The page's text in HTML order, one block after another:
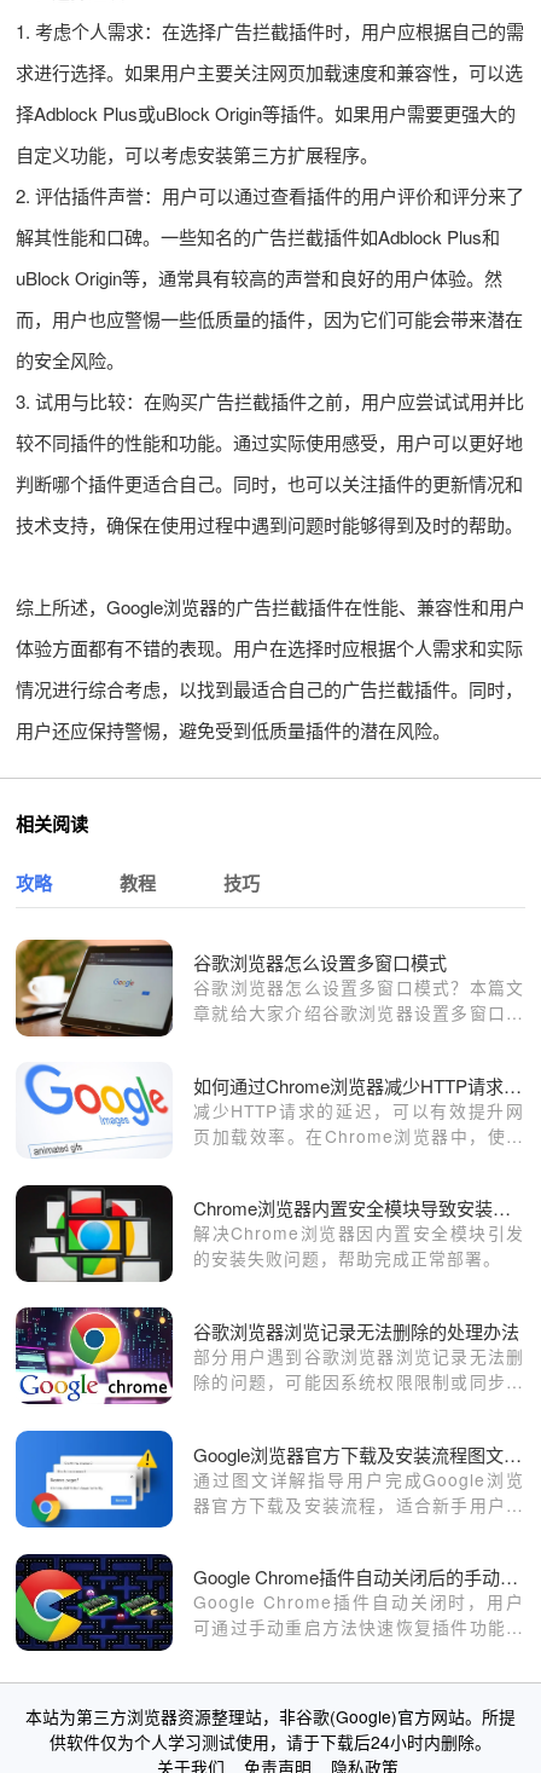
1. 考虑个人需求：在选择广告拦截插件时，用户应根据自己的需
求进行选择。如果用户主要关注网页加载速度和兼容性，可以选
择Adblock Plus或uBlock Origin等插件。如果用户需要更强大的
自定义功能，可以考虑安装第三方扩展程序。
2. 评估插件声誉：用户可以通过查看插件的用户评价和评分来了
解其性能和口碑。一些知名的广告拦截插件如Adblock Plus和
uBlock Origin等，通常具有较高的声誉和良好的用户体验。然
而，用户也应警惕一些低质量的插件，因为它们可能会带来潜在
的安全风险。
3. 试用与比较：在购买广告拦截插件之前，用户应尝试试用并比
较不同插件的性能和功能。通过实际使用感受，用户可以更好地
判断哪个插件更适合自己。同时，也可以关注插件的更新情况和
技术支持，确保在使用过程中遇到问题时能够得到及时的帮助。
综上所述，Google浏览器的广告拦截插件在性能、兼容性和用户
体验方面都有不错的表现。用户在选择时应根据个人需求和实际
情况进行综合考虑，以找到最适合自己的广告拦截插件。同时，
用户还应保持警惕，避免受到低质量插件的潜在风险。
相关阅读
攻略 教程 技巧
谷歌浏览器怎么设置多窗口模式
谷歌浏览器怎么设置多窗口模式？本篇文
章就给大家介绍谷歌浏览器设置多窗口模
如何通过Chrome浏览器减少HTTP请求带来的延迟
减少HTTP请求的延迟，可以有效提升网
页加载效率。在Chrome浏览器中，使用
Chrome浏览器内置安全模块导致安装失败的处理方式
解决Chrome浏览器因内置安全模块引发
的安装失败问题，帮助完成正常部署。
谷歌浏览器浏览记录无法删除的处理办法
部分用户遇到谷歌浏览器浏览记录无法删
除的问题，可能因系统权限限制或同步设
及使用隐私模式，确保用户能够彻底删除
浏览记录，提升隐私安全保护。
Google浏览器官方下载及安装流程图文详解
通过图文详解指导用户完成Google浏览
器官方下载及安装流程，适合新手用户快
Google Chrome插件自动关闭后的手动重启方法
Google Chrome插件自动关闭时，用户
可通过手动重启方法快速恢复插件功能。
览器维持稳定运行。
本站为第三方浏览器资源整理站，非谷歌(Google)官方网站。所提
供软件仅为个人学习测试使用，请于下载后24小时内删除。
关于我们
免责声明 隐私政策